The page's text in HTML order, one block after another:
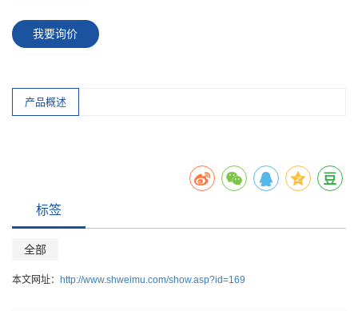
我要询价
产品概述
标签
全部
本文网址： http://www.shweimu.com/show.asp?id=169